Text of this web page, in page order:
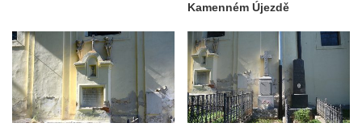
ulici U Plovárny ve Frýdlantu
Pamětní deska Rumburské vzpoury na
Základní škole Tyršova v Rumburku
Socha Nepokořený v parku Rumburské
Kamenném Újezdě